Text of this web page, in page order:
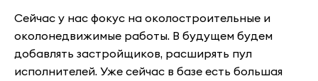
Сейчас у нас фокус на околостроительные и
околонедвижимые работы. В будущем будем
добавлять застройщиков, расширять пул
исполнителей. Уже сейчас в базе есть большая